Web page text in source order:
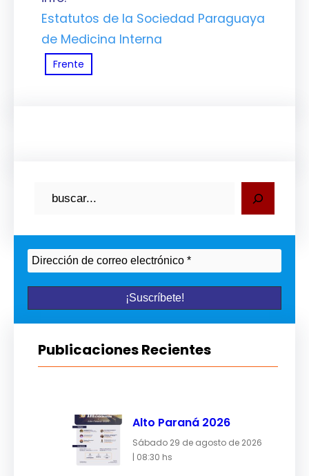
Estatutos de la Sociedad Paraguaya
de Medicina Interna
Frente
s
c
a
Publicaciones Recientes
Alto Paraná 2026
Sábado 29 de agosto de 2026
| 08:30 hs